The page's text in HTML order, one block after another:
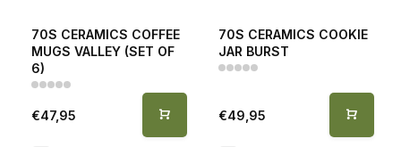
70S CERAMICS COFFEE
MUGS VALLEY (SET OF
6)
€47,95
70S CERAMICS COOKIE
JAR BURST
€49,95